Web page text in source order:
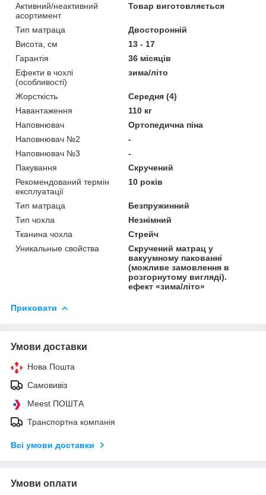
Активний/неактивний
асортимент
Товар виготовляється
Тип матраца
Двосторонній
Висота, см
13 - 17
Гарантія
36 місяців
Ефекти в чохлі
(особливості)
зима/літо
Жорсткість
Середня (4)
Навантаження
110 кг
Наповнювач
Ортопедична піна
Наповнювач №2
-
Наповнювач №3
-
Пакування
Скручений
Рекомендований термін
експлуатації
10 років
Тип матраца
Безпружинний
Тип чохла
Незнімний
Тканина чохла
Стрейч
Уникальные свойства
Скручений матрац у
вакуумному пакованні
(можливе замовлення в
розгорнутому вигляді).
ефект «зима/літо»
Приховати
Умови доставки
Нова Пошта
Самовивіз
Meest ПОШТА
Транспортна компанія
Всі умови доставки
Умови оплати